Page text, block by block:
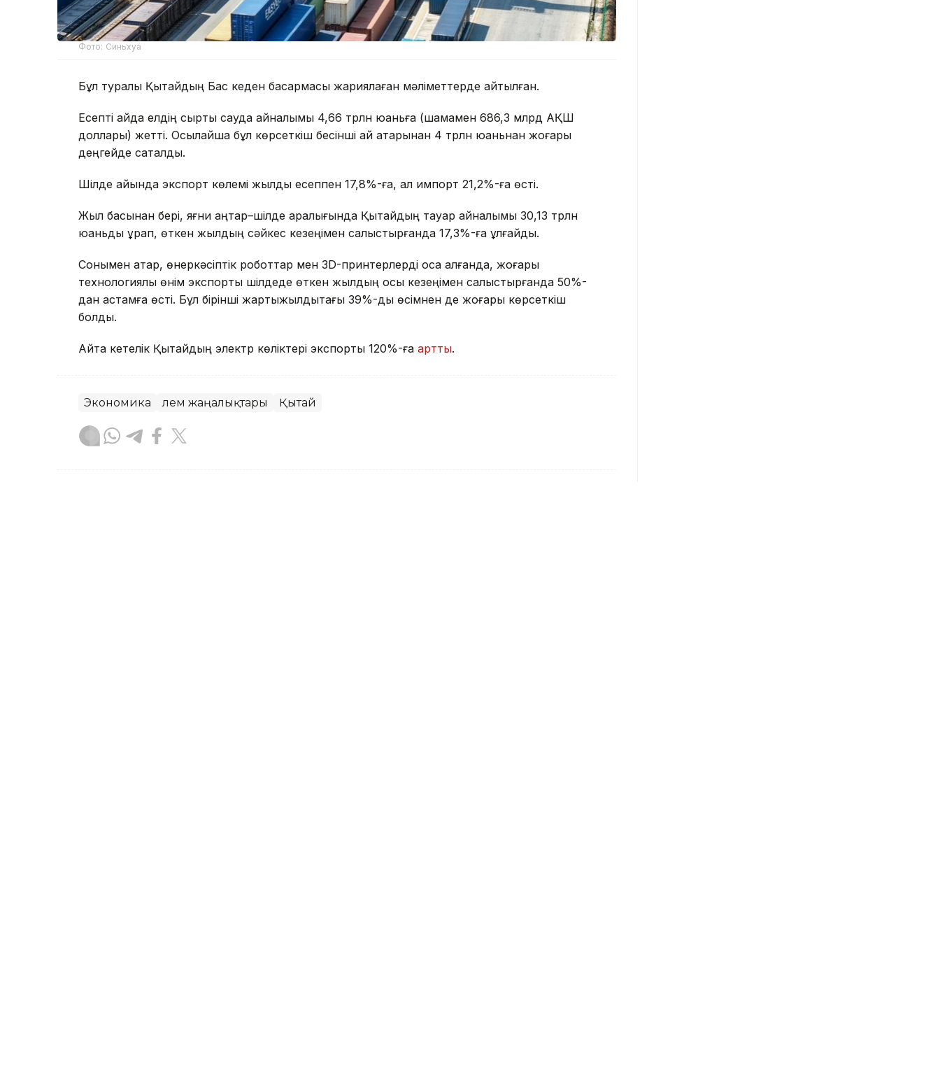
Фото: Синьхуа
Бұл туралы Қытайдың Бас кеден басқармасы жариялаған мәліметтерде айтылған.
Есепті айда елдің сыртқы сауда айналымы 4,66 трлн юаньға (шамамен 686,3 млрд АҚШ
доллары) жетті. Осылайша бұл көрсеткіш бесінші ай қатарынан 4 трлн юаньнан жоғары
деңгейде сақталды.
Шілде айында экспорт көлемі жылдық есеппен 17,8%-ға, ал импорт 21,2%-ға өсті.
Жыл басынан бері, яғни қаңтар–шілде аралығында Қытайдың тауар айналымы 30,13 трлн
юаньды құрап, өткен жылдың сәйкес кезеңімен салыстырғанда 17,3%-ға ұлғайды.
Сонымен қатар, өнеркәсіптік роботтар мен 3D-принтерлерді қоса алғанда, жоғары
технологиялық өнім экспорты шілдеде өткен жылдың осы кезеңімен салыстырғанда 50%-
дан астамға өсті. Бұл бірінші жартыжылдықтағы 39%-дық өсімнен де жоғары көрсеткіш
болды.
Айта кетелік Қытайдың электр көліктері экспорты 120%-ға артты.
Экономика Әлем жаңалықтары Қытай